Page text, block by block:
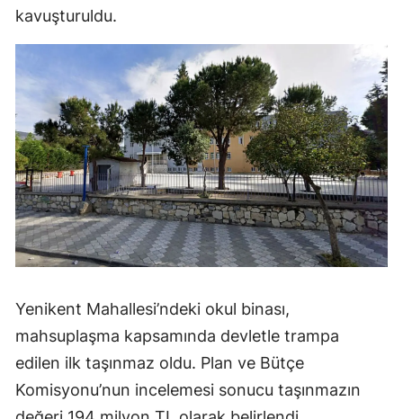
kavuşturuldu.
Yenikent Mahallesi’ndeki okul binası,
mahsuplaşma kapsamında devletle trampa
edilen ilk taşınmaz oldu. Plan ve Bütçe
Komisyonu’nun incelemesi sonucu taşınmazın